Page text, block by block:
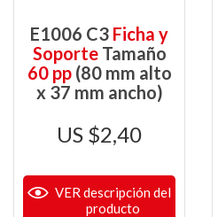
E1006 C3 Ficha y
SoporteTamaño
60 pp(80 mm alto
x 37 mm ancho)
$2,40
VER descripción del
producto